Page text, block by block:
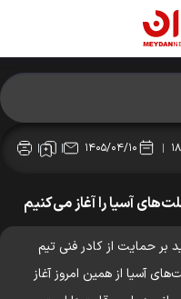
۱۴۰۵/۰۴/۱۰
آسیا را آغاز می‌کنیم
حمایت از کادر فنی تیم
آسیا از همین امروز آغاز